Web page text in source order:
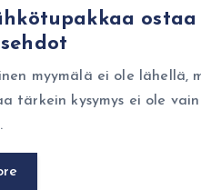
myymälä ei ole
tärkein kysymys ei ole